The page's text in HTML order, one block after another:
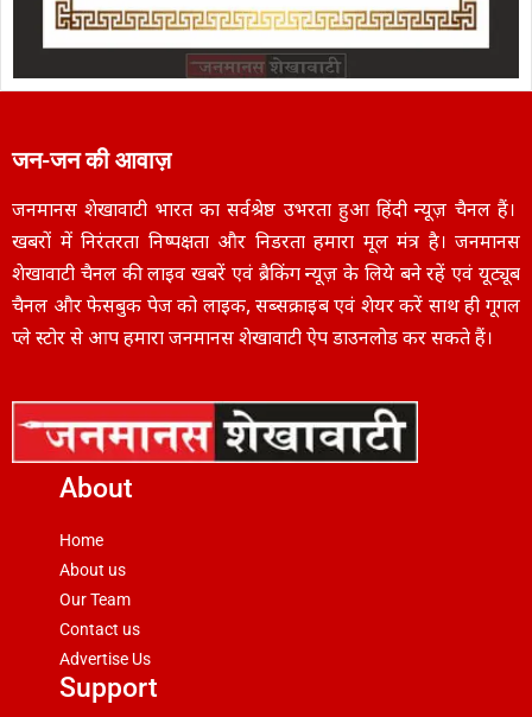
जन-जन की आवाज़
जनमानस शेखावाटी भारत का सर्वश्रेष्ठ उभरता हुआ हिंदी न्यूज़ चैनल हैं।
खबरों में निरंतरता निष्पक्षता और निडरता हमारा मूल मंत्र है। जनमानस
शेखावाटी चैनल की लाइव खबरें एवं ब्रैकिंग न्यूज़ के लिये बने रहें एवं यूट्यूब
चैनल और फेसबुक पेज को लाइक, सब्सक्राइब एवं शेयर करें साथ ही गूगल
प्ले स्टोर से आप हमारा जनमानस शेखावाटी ऐप डाउनलोड कर सकते हैं।
About
Home
About us
Our Team
Contact us
Advertise Us
Support